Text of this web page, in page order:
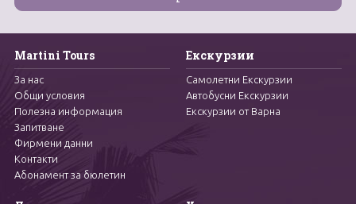
Martini Tours
За нас
Общи условия
Полезна информация
Запитване
Фирмени данни
Контакти
Абонамент за бюлетин
Екскурзии
Самолетни Екскурзии
Автобусни Екскурзии
Екскурзии от Варна